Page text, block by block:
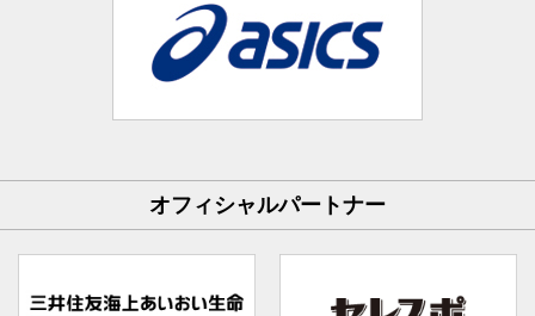
オフィシャルパートナー